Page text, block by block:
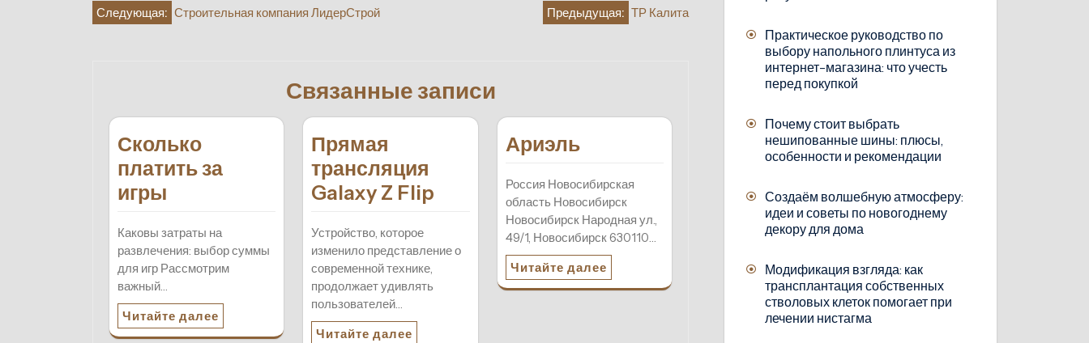
Навигация
Предыдущая: ТР Калита
Следующая: Строительная компания ЛидерСтрой
Связанные записи
Сколько
платить за
игры
Каковы затраты на
развлечения: выбор суммы
для игр Рассмотрим
важный…
Читайте далее
Прямая
трансляция
Galaxy Z Flip
Устройство, которое
изменило представление о
современной технике,
продолжает удивлять
пользователей…
Читайте далее
Ариэль
Россия Новосибирская
область Новосибирск
Новосибирск Народная ул.,
49/1, Новосибирск 630110…
Читайте далее
Практическое руководство по
выбору напольного плинтуса из
интернет-магазина: что учесть
перед покупкой
Почему стоит выбрать
нешипованные шины: плюсы,
особенности и рекомендации
Создаём волшебную атмосферу:
идеи и советы по новогоднему
декору для дома
Модификация взгляда: как
трансплантация собственных
стволовых клеток помогает при
лечении нистагма